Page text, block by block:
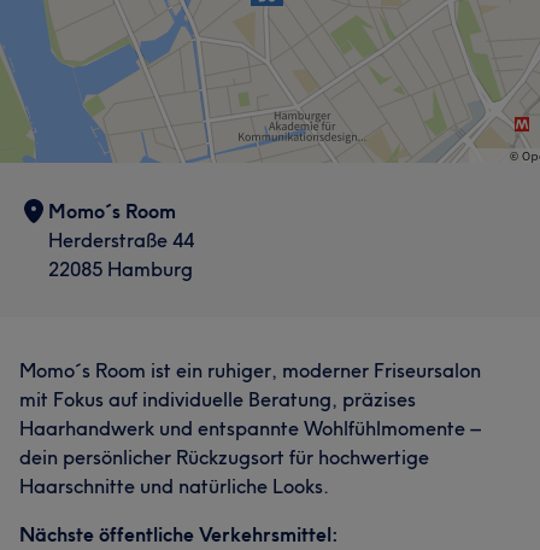
Momo´s Room
Herderstraße 44
22085 Hamburg
Momo´s Room ist ein ruhiger, moderner Friseursalon
mit Fokus auf individuelle Beratung, präzises
Haarhandwerk und entspannte Wohlfühlmomente –
dein persönlicher Rückzugsort für hochwertige
Haarschnitte und natürliche Looks.
Nächste öffentliche Verkehrsmittel: